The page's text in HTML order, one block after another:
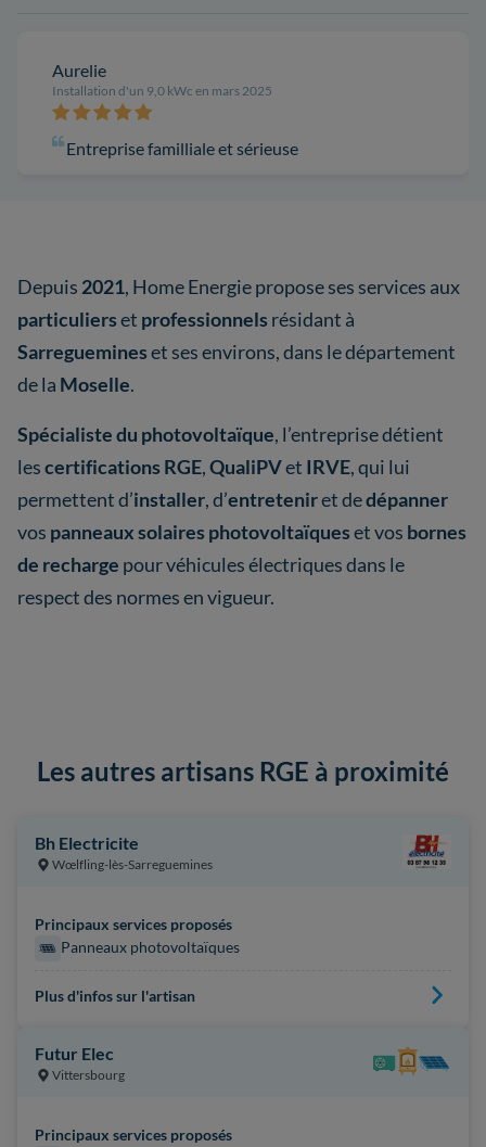
Aurelie
Installation d'un 9,0 kWc en mars 2025
Entreprise familliale et sérieuse
Depuis 2021, Home Energie propose ses services aux
particulierset professionnels résidant à
Sarreguemineset ses environs, dans le département
de la Moselle.
Spécialiste du photovoltaïque, l’entreprise détient
lescertifications RGE,QualiPVet IRVE, qui lui
permettent d’installer, d’entreteniret dedépanner
vos panneaux solaires photovoltaïqueset vos bornes
de recharge pour véhicules électriques dans le
respect des normes en vigueur.
Les autres artisans RGE à proximité
Bh Electricite
Wœlfling-lès-Sarreguemines
Principaux services proposés
Panneaux photovoltaïques
Plus d'infos sur l'artisan
Futur Elec
Vittersbourg
Principaux services proposés